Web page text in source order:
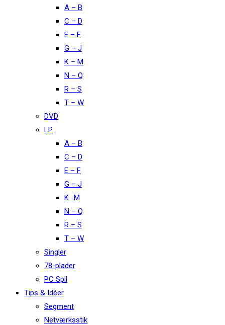
A – B
C – D
E – F
G – J
K – M
N – Q
R – S
T – W
DVD
LP
A – B
C – D
E – F
G – J
K -M
N – Q
R – S
T – W
Singler
78-plader
PC Spil
Tips & Idéer
Segment
Netværksstik